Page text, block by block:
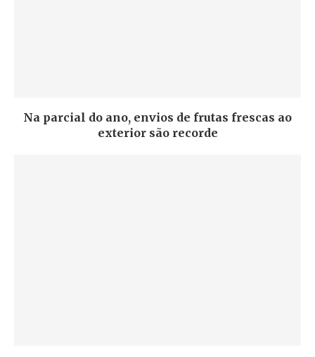
Na parcial do ano, envios de frutas frescas ao
exterior são recorde